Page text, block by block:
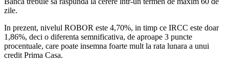
zile.
In prezent, nivelul ROBOR este 4,70%, in timp ce IRCC este doar
1,86%, deci o diferenta semnificativa, de aproape 3 puncte
procentuale, care poate insemna foarte mult la rata lunara a unui
credit Prima Casa.